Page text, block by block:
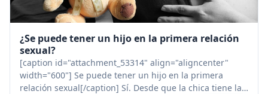
¿Se puede tener un hijo en la primera relación
sexual?
[caption id="attachment_53314" align="aligncenter"
width="600"] Se puede tener un hijo en la primera
relación sexual[/caption] Sí. Desde que la chica tiene la